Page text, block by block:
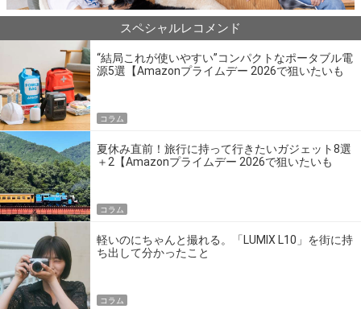
スペシャルレコメンド
“結局これが使いやすい”コンパクトなポータブル電
源5選【Amazonプライムデー 2026で狙いたいも
コラム
夏休み直前！旅行に持って行きたいガジェット8選
＋2【Amazonプライムデー 2026で狙いたいも
コラム
軽いのにちゃんと撮れる。「LUMIX L10」を街に持
ち出して分かったこと
コラム